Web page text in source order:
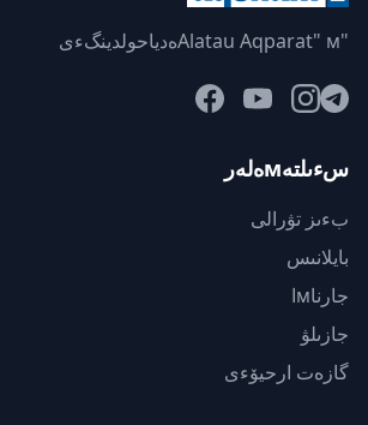
"Alatau Aqparat" мەدياحولدينگءى
سءىلتەмەلەر
بءىز تۋرالى
بايلانىس
جارناмا
جازىلۋ
گازەت ارحيۆءى